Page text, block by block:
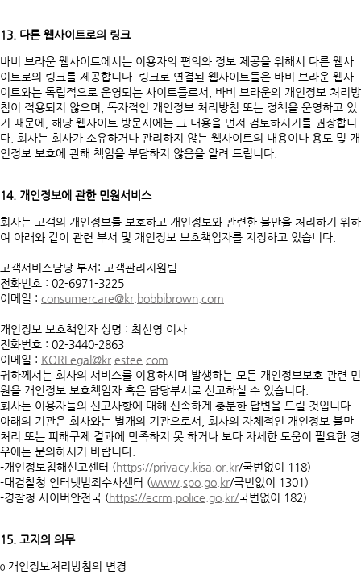
13. 다른 웹사이트로의 링크
바비 브라운 웹사이트에서는 이용자의 편의와 정보 제공을 위해서 다른 웹사
이트로의 링크를 제공합니다. 링크로 연결된 웹사이트들은 바비 브라운 웹사
이트와는 독립적으로 운영되는 사이트들로서, 바비 브라운의 개인정보 처리방
침이 적용되지 않으며, 독자적인 개인정보 처리방침 또는 정책을 운영하고 있
기 때문에, 해당 웹사이트 방문시에는 그 내용을 먼저 검토하시기를 권장합니
다. 회사는 회사가 소유하거나 관리하지 않는 웹사이트의 내용이나 용도 및 개
인정보 보호에 관해 책임을 부담하지 않음을 알려 드립니다.
14. 개인정보에 관한 민원서비스
회사는 고객의 개인정보를 보호하고 개인정보와 관련한 불만을 처리하기 위하
여 아래와 같이 관련 부서 및 개인정보 보호책임자를 지정하고 있습니다.
고객서비스담당 부서: 고객관리지원팀
전화번호 : 02-6971-3225
이메일 : consumercare@kr.bobbibrown.com
개인정보 보호책임자 성명 : 최선영 이사
전화번호 : 02-3440-2863
이메일 : KORLegal@kr.estee.com
귀하께서는 회사의 서비스를 이용하시며 발생하는 모든 개인정보보호 관련 민
원을 개인정보 보호책임자 혹은 담당부서로 신고하실 수 있습니다.
회사는 이용자들의 신고사항에 대해 신속하게 충분한 답변을 드릴 것입니다.
아래의 기관은 회사와는 별개의 기관으로서, 회사의 자체적인 개인정보 불만
처리 또는 피해구제 결과에 만족하지 못 하거나 보다 자세한 도움이 필요한 경
우에는 문의하시기 바랍니다.
-개인정보침해신고센터 (https://privacy.kisa.or.kr/국번없이 118)
-대검찰청 인터넷범죄수사센터 (www.spo.go.kr/국번없이 1301)
-경찰청 사이버안전국 (https://ecrm.police.go.kr/국번없이 182)
15. 고지의 의무
ο 개인정보처리방침의 변경